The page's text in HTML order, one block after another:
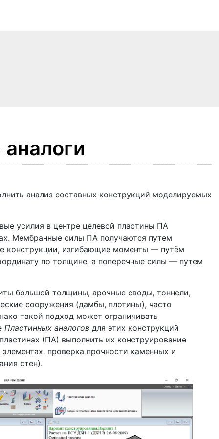
анализ составных конструкций моделируемых
усилия в центре целевой пластины ПА
Мембранные силы ПА получаются путем
конструкции, изгибающие моменты — путём
по толщине, а поперечные силы — путем
большой толщины, арочные своды, тоннели,
сооружения (дамбы, плотины), часто
такой подход может ограничивать
Пластинных аналогов для этих конструкций
(ПА) выполнить их конструирование
проверка прочности каменных и
стен).